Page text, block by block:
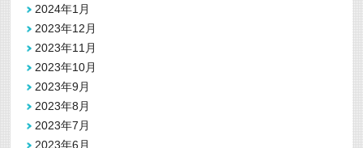
2024年1月
2023年12月
2023年11月
2023年10月
2023年9月
2023年8月
2023年7月
2023年6月